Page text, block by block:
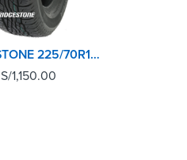
BRIDGESTONE 225/70R16 101S H/T DUELER D687
S/1,150.00